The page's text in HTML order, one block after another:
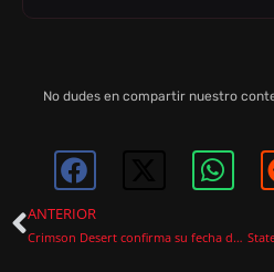
No dudes en compartir nuestro
ANTERIOR
Crimson Desert confirma su fecha de lanzamiento para marzo de 2026